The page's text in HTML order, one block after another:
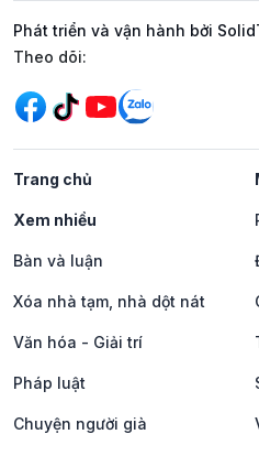
Phát triển và vận hành bởi
Mạng xã hội
Theo dõi:
Trang chủ
Xem nhiều
Bàn và luận
Xóa nhà tạm, nhà dột nát
Văn hóa - Giải trí
Pháp luật
Chuyện người già